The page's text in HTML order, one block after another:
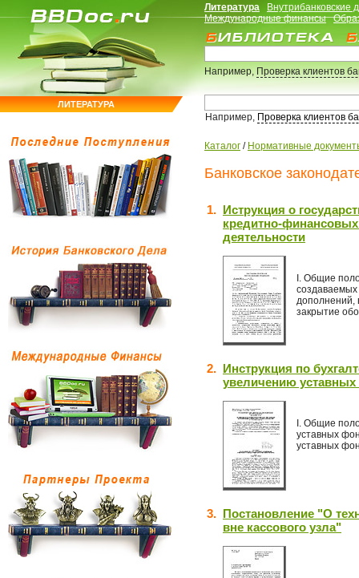
ЛИТЕРАТУРА
Литература
Внутрибанковские
Международные финансы
Например,Проверка клиентов
Например, Проверка клиентов
Каталог / Нормативные
Банковское
1. Иструкция о
кредитно-финансовых
деятельности
I. Общие
создаваемых
дополнений,
закрытие
2. Инструкция по
увеличению
I. Общие
уставных
уставных
3. Постановление "О
вне кассового узла"